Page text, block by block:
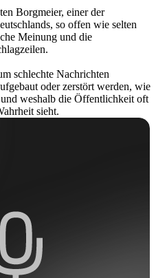
Borgmeier, einer der
so offen wie selten
Meinung und die
schlechte Nachrichten
oder zerstört werden, wie
weshalb die Öffentlichkeit oft
sieht.